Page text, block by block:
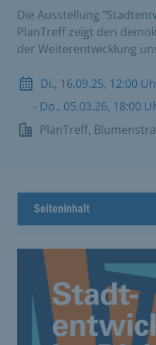
Die Ausstellung
PlanTreff zeigt den
der Weiterentwicklung
Di., 16.09.25, 12:00
- Do., 05.03.26, 18:00
PlanTreff,
Seiteninhalt